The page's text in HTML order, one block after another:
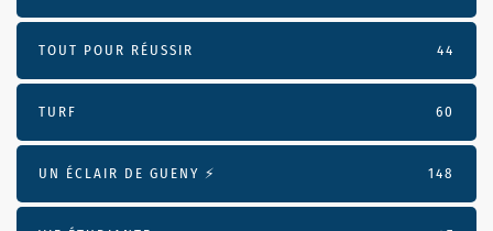
TOUT POUR RÉUSSIR 44
TURF 60
UN ÉCLAIR DE GUENY ⚡️ 148